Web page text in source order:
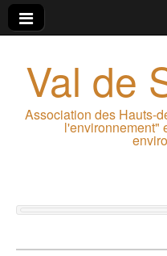
Val de
Association des Hauts-
l'environnement"